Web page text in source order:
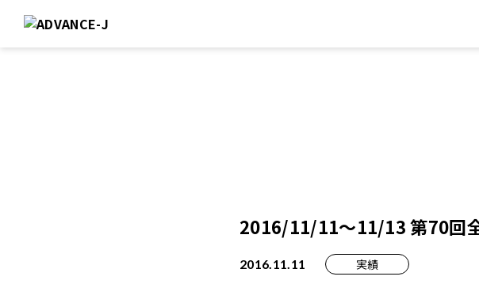
2016/11/11～11/13 第70回
2016.11.11 実績